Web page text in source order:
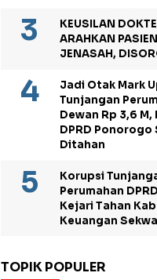
KEUSILAN
ARAHKAN
JENASAH,
Jadi Otak Mark
Tunjangan
Dewan Rp 3,6 M,
DPRD Ponorogo
Ditahan
Korupsi
Perumahan
Kejari Tahan
Keuangan
TOPIK POPULER